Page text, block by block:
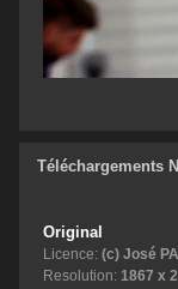
Téléchargements
Original
Licence: (c) José
Resolution: 1867 x